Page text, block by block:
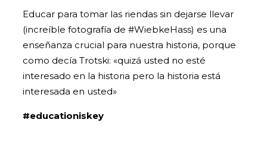
Educar para tomar las riendas sin dejarse llevar
(increíble fotografía de #WiebkeHass) es una
enseñanza crucial para nuestra historia, porque
como decía Trotski: «quizá usted no esté
interesado en la historia pero la historia está
interesada en usted»
#educationiskey